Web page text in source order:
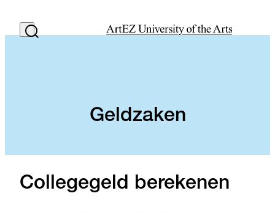
Geldzaken
Collegegeld berekenen